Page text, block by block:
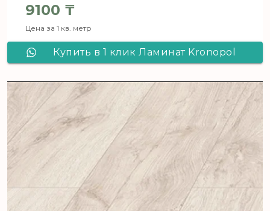
9100 ₸
Цена за 1 кв. метр
Купить в 1 клик Ламинат Kronopol
Уриэль